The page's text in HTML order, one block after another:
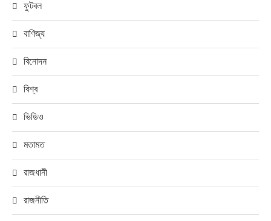
ফুটবল
বাণিজ্য
বিনোদন
বিশ্ব
ভিডিও
মতামত
রাজধানী
রাজনীতি